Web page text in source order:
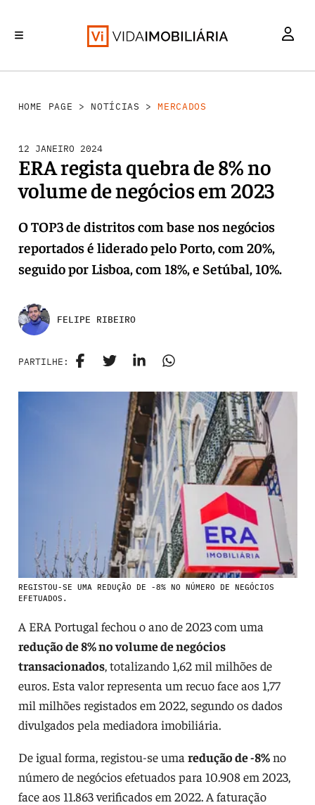
HOME PAGE > NOTÍCIAS >MERCADOS
12 JANEIRO 2024
ERA regista quebra de 8% no
volume de negócios em 2023
O TOP3 de distritos com base nos negócios
reportados é liderado pelo Porto, com 20%,
seguido por Lisboa, com 18%, e Setúbal, 10%.
FELIPE RIBEIRO
PARTILHE:
REGISTOU-SE UMA REDUÇÃO DE -8% NO NÚMERO DE NEGÓCIOS
EFETUADOS.
A ERA Portugal fechou o ano de 2023 com uma
redução de 8% no volume de negócios
transacionados, totalizando 1,62 mil milhões de
euros. Esta valor representa um recuo face aos 1,77
mil milhões registados em 2022, segundo os dados
divulgados pela mediadora imobiliária.
De igual forma, registou-se uma redução de -8%no
número de negócios efetuados para 10.908 em 2023,
face aos 11.863 verificados em 2022. A faturação